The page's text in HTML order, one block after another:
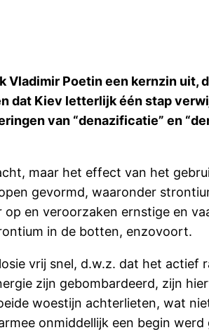
Poetin een kernzin uit,
dat Kiev letterlijk één stap
van “denazificatie” en
maar het effect van het
gevormd, waaronder
en veroorzaken ernstige en
in de botten, enzovoort.
vrij snel, d.w.z. dat het actief
zijn gebombardeerd, zijn
woestijn achterlieten, wat
onmiddellijk een begin